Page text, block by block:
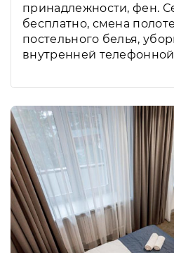
принадлежности, фен.
бесплатно, смена
постельного белья,
внутренней